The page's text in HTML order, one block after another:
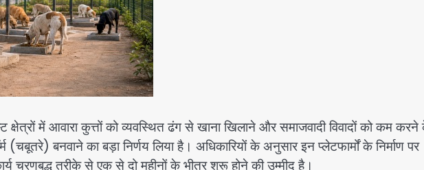
में आवारा कुत्तों को व्यवस्थित ढंग से खाना खिलाने और समाजवादी विवादों को कम
(चबूतरे) बनवाने का बड़ा निर्णय लिया है। अधिकारियों के अनुसार इन प्लेटफार्मों के निर्माण पर
चरणबद्ध तरीके से एक से दो महीनों के भीतर शुरू होने की उम्मीद है।